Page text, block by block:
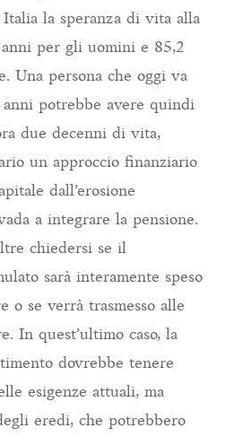
la speranza di vita alla
per gli uomini e 85,2
Una persona che oggi va
potrebbe avere quindi
due decenni di vita,
un approccio finanziario
dall’erosione
a integrare la pensione.
chiedersi se il
sarà interamente speso
o se verrà trasmesso alle
In quest’ultimo caso, la
dovrebbe tenere
esigenze attuali, ma
eredi, che potrebbero